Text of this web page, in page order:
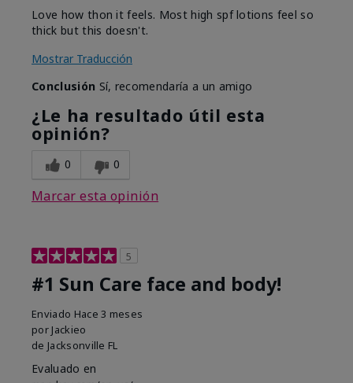
Love how thon it feels. Most high spf lotions feel so
thick but this doesn't.
Mostrar Traducción
Conclusión Sí, recomendaría a un amigo
¿Le ha resultado útil esta
opinión?
0 0
Marcar esta opinión
5
#1 Sun Care face and body!
Enviado Hace 3 meses
por Jackieo
de Jacksonville FL
Evaluado en